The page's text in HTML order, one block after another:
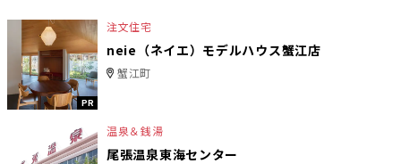
PR
注文住宅
neie（ネイエ）モデルハウス蟹江店
蟹江町
温泉＆銭湯
尾張温泉東海センター